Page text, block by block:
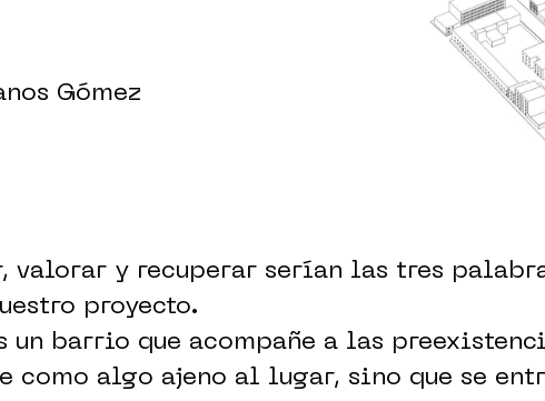
Gómez
valorar y recuperar serían las tres
proyecto.
un barrio que acompañe a las
como algo ajeno al lugar, sino que se